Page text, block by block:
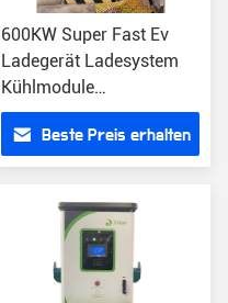
600KW Super Fast Ev
Ladegerät Ladesystem
Kühlmodule
Schnellladung CCS2
CCS1 GB/T
Beste Preis erhalten